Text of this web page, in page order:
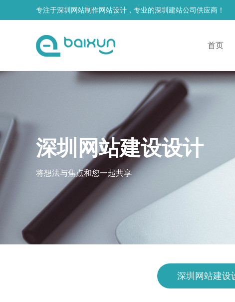
专注于深圳网站制作网站设计，专业的深圳建站公司供应商！
首页
深圳网站建设设计
将想法与焦点和您一起共享
深圳网站建设